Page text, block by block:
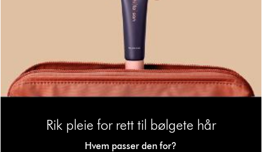
Rik pleie for rett til bølgete hår
Hvem passer den for?